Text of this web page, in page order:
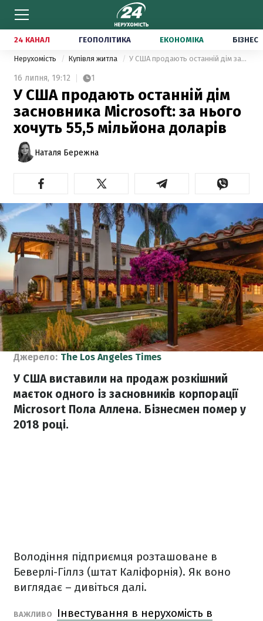
24 КАНАЛ ГЕОПОЛІТИКА ЕКОНОМІКА БІЗНЕС
Нерухомість Купівля житла У США продають останній дім засновника Microsoft: за нього хочуть 55,5 мільйона доларів
16 липня, 19:12 1
У США продають останній дім
засновника Microsoft: за нього
хочуть 55,5 мільйона доларів
Наталя Бережна
Джерело: The Los Angeles Times
У США виставили на продаж розкішний
маєток одного із засновників корпорації
Microsort Пола Аллена. Бізнесмен помер у
2018 році.
Володіння підприємця розташоване в
Беверлі-Гіллз (штат Каліфорнія). Як воно
виглядає – дивіться далі.
ВАЖЛИВО
Інвестування в нерухомість в